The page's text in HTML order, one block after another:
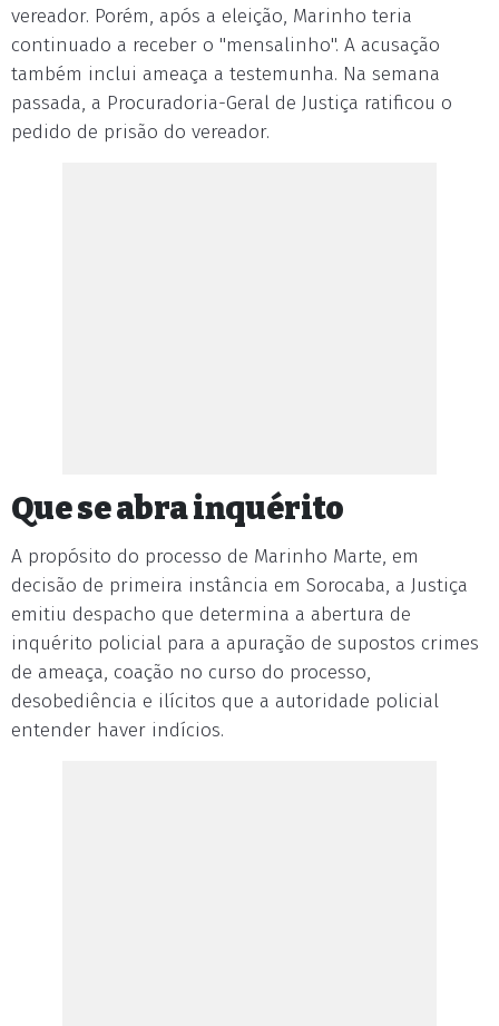
vereador. Porém, após a eleição, Marinho teria
continuado a receber o "mensalinho". A acusação
também inclui ameaça a testemunha. Na semana
passada, a Procuradoria-Geral de Justiça ratificou o
pedido de prisão do vereador.
Que se abra inquérito
A propósito do processo de Marinho Marte, em
decisão de primeira instância em Sorocaba, a Justiça
emitiu despacho que determina a abertura de
inquérito policial para a apuração de supostos crimes
de ameaça, coação no curso do processo,
desobediência e ilícitos que a autoridade policial
entender haver indícios.